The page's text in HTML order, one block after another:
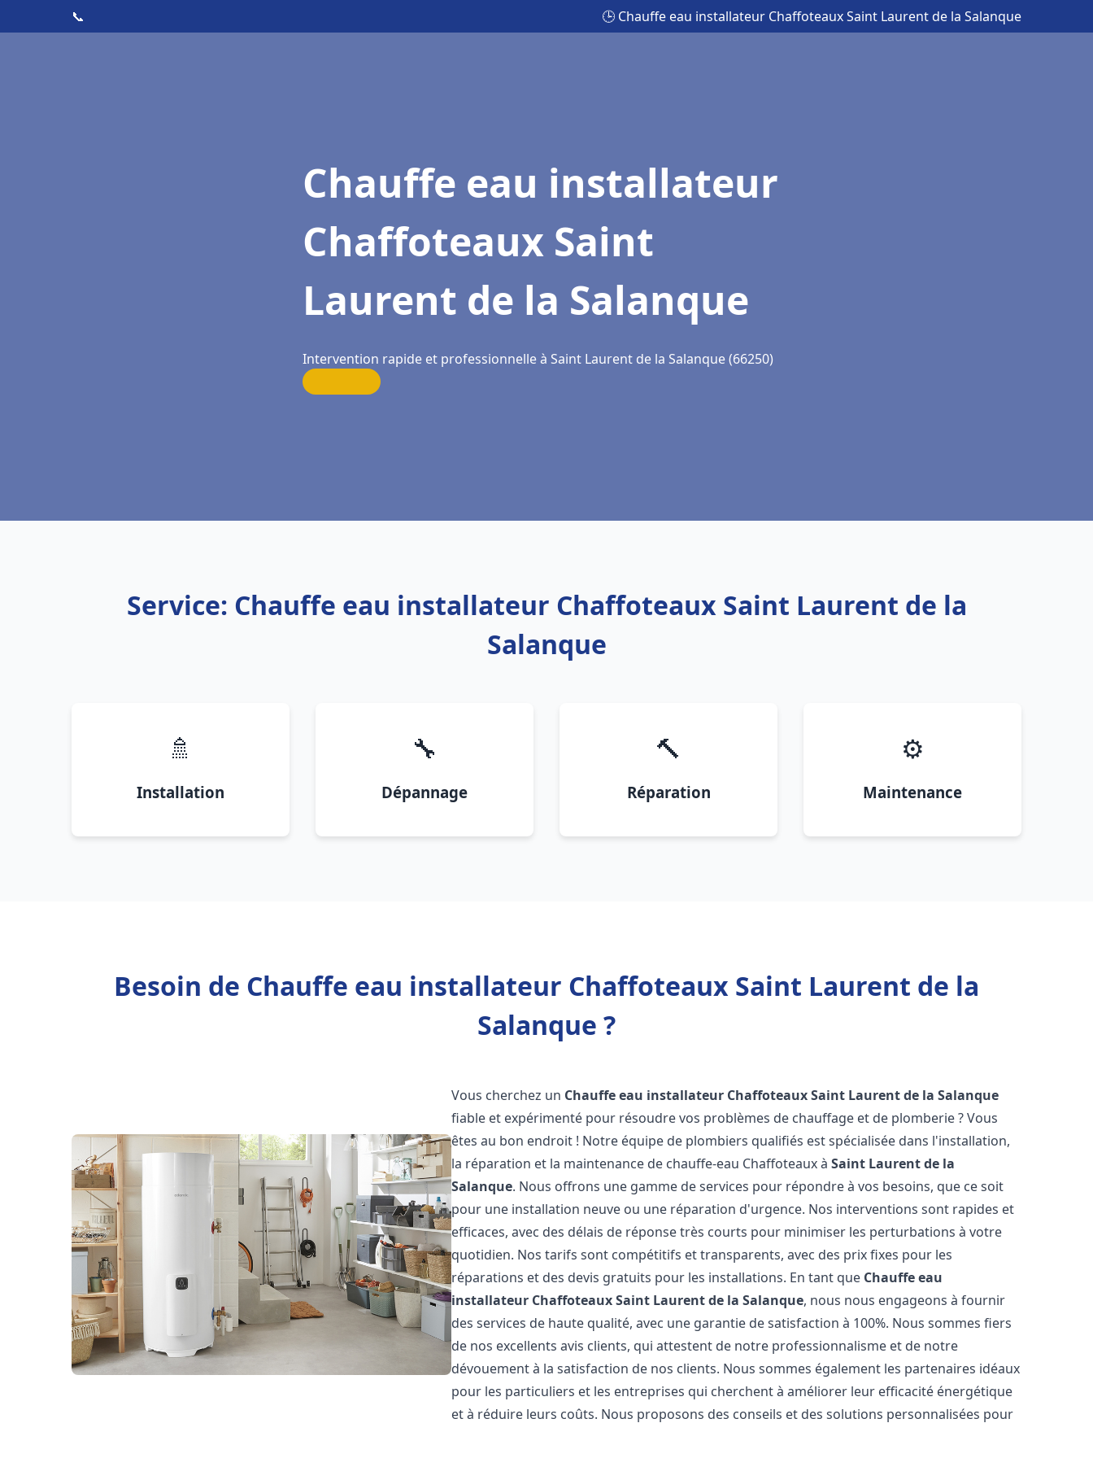
📞 🕒 Chauffe eau installateur Chaffoteaux Saint Laurent de la Salanque
Chauffe eau installateur
Chaffoteaux Saint
Laurent de la Salanque
Intervention rapide et professionnelle à Saint Laurent de la Salanque (66250)
Service: Chauffe eau installateur Chaffoteaux Saint Laurent de la
Salanque
🚿
Installation
🔧
Dépannage
🔨
Réparation
⚙️
Maintenance
Besoin de Chauffe eau installateur Chaffoteaux Saint Laurent de la
Salanque ?
Vous cherchez un Chauffe eau installateur ChaffoteauxSaint Laurent de la Salanque
fiable et expérimenté pour résoudre vos problèmes de chauffage et de plomberie ? Vous
êtes au bon endroit ! Notre équipe de plombiers qualifiés est spécialisée dans l'installation,
la réparation et la maintenance de chauffe-eau Chaffoteaux àSaint Laurent de la
Salanque. Nous offrons une gamme de services pour répondre à vos besoins, que ce soit
pour une installation neuve ou une réparation d'urgence. Nos interventions sont rapides et
efficaces, avec des délais de réponse très courts pour minimiser les perturbations à votre
quotidien. Nos tarifs sont compétitifs et transparents, avec des prix fixes pour les
réparations et des devis gratuits pour les installations. En tant que Chauffe eau
installateur ChaffoteauxSaint Laurent de la Salanque, nous nous engageons à fournir
des services de haute qualité, avec une garantie de satisfaction à 100%. Nous sommes fiers
de nos excellents avis clients, qui attestent de notre professionnalisme et de notre
dévouement à la satisfaction de nos clients. Nous sommes également les partenaires idéaux
pour les particuliers et les entreprises qui cherchent à améliorer leur efficacité énergétique
et à réduire leurs coûts. Nous proposons des conseils et des solutions personnalisées pour